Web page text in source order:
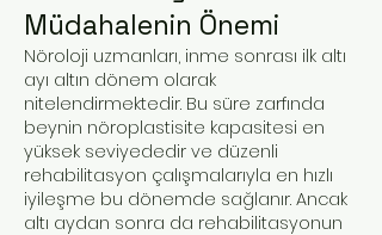
Müdahalenin Önemi
Nöroloji uzmanları, inme sonrası ilk altı
ayı altın dönem olarak
nitelendirmektedir. Bu süre zarfında
beynin nöroplastisite kapasitesi en
yüksek seviyededir ve düzenli
rehabilitasyon çalışmalarıyla en hızlı
iyileşme bu dönemde sağlanır. Ancak
altı aydan sonra da rehabilitasyonun